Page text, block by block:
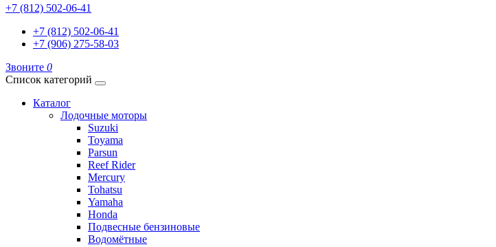
+7 (812) 502-06-41
+7 (812) 502-06-41
+7 (906) 275-58-03
Звоните 0
Список категорий
Каталог
Лодочные моторы
Suzuki
Toyama
Parsun
Reef Rider
Mercury
Tohatsu
Yamaha
Honda
Подвесные бензиновые
Водомётные